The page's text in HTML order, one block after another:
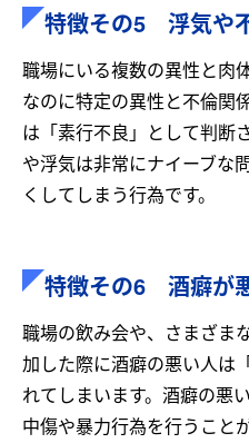
特徴その5 浮気や
職場にいる複数の異性と肉
なのに特定の異性と不倫関
は「素行不良」として判断
や浮気は非常にナイーブな
くしてしまう行為です。
特徴その6 酒癖が
職場の飲み会や、さまざま
加した際に酒癖の悪い人は
れてしまいます。酒癖の悪
中傷や暴力行為を行うこと